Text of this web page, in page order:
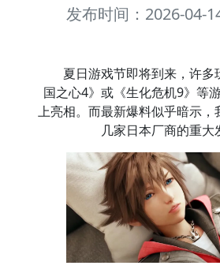
发布时间：2026-04-
夏日游戏节即将到来，许多
国之心4》或《生化危机9》等
上亮相。而最新爆料似乎暗示，
几家日本厂商的重大